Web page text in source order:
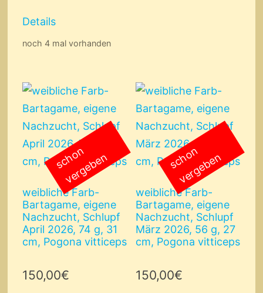
Details
noch 4 mal vorhanden
weibliche Farb-
Bartagame, eigene
Nachzucht, Schlupf
April 2026, 74 g, 31
cm, Pogona vitticeps
150,00€
s
c
h
o
n
v
e
r
g
e
b
e
n
weibliche Farb-
Bartagame, eigene
Nachzucht, Schlupf
März 2026, 56 g, 27
cm, Pogona vitticeps
150,00€
s
c
h
o
n
v
e
r
g
e
b
e
n